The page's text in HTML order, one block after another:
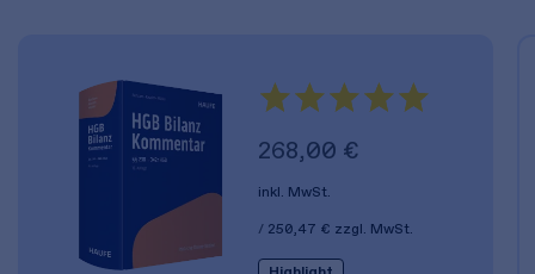
268,00 €
inkl. MwSt.
250,47 € zzgl. MwSt.